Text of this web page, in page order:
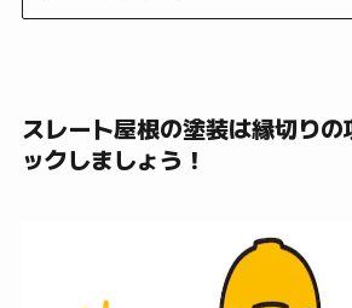
スレート屋根の塗装は縁切りの
ックしましょう！